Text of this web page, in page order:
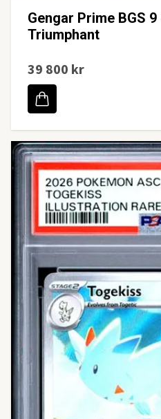
Gengar Prime BGS
Triumphant
39 800 kr